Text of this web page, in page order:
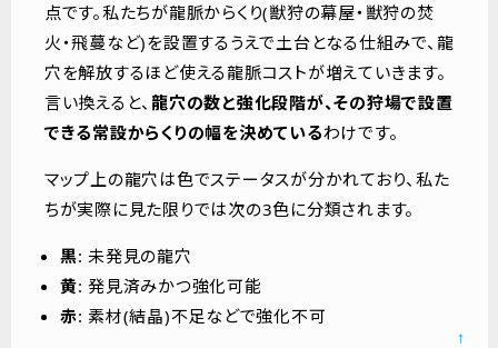
点です。私たちが龍脈からくり(獣狩の幕屋・獣狩の焚
火・飛蔓など)を設置するうえで土台となる仕組みで、龍
穴を解放するほど使える龍脈コストが増えていきます。
言い換えると、 龍穴の数と強化段階が、その狩場で設置
できる常設からくりの幅を決めているわけです。
マップ上の龍穴は色でステータスが分かれており、私た
ちが実際に見た限りでは次の3色に分類されます。
黒: 未発見の龍穴
黄: 発見済みかつ強化可能
赤: 素材(結晶)不足などで強化不可
↑